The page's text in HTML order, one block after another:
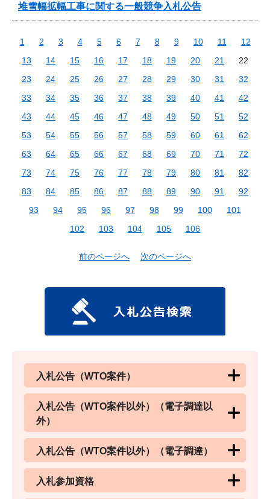
堆雪幅拡幅工事に関する一般競争入札公告
1 2 3 4 5 6 7 8 9 10 11
12
13
14 15 16 17 18 19 20 21
22
23
24 25 26 27 28 29 30 31
32
33
34 35 36 37 38 39 40 41
42
43
44 45 46 47 48 49 50 51
52
53
54 55 56 57 58 59 60 61
62
63
64 65 66 67 68 69 70 71
72
73
74 75 76 77 78 79 80 81
82
83
84 85 86 87 88 89 90 91
92
93
94 95 96 97 98 99 100
101
102
103 104 105 106
前のページへ 次のページへ
入札公告（WTO案件）
入札公告（WTO案件以外）（電子調達以
外）
入札公告（WTO案件以外）（電子調達）
入札参加資格